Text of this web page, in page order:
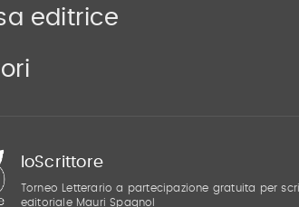
editrice
IoScrittore
Torneo Letterario a partecipazione gratuita per
editoriale Mauri Spagnol